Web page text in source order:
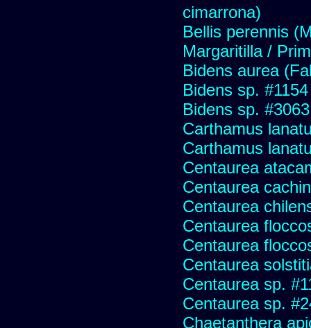
cimarrona)
Bellis perennis
Margaritilla /
Bidens aurea
Bidens sp. #1154
Bidens sp. #3063
Carthamus
Carthamus
Centaurea
Centaurea
Centaurea
Centaurea
Centaurea
Centaurea
Centaurea sp.
Centaurea sp.
Chaetanthera